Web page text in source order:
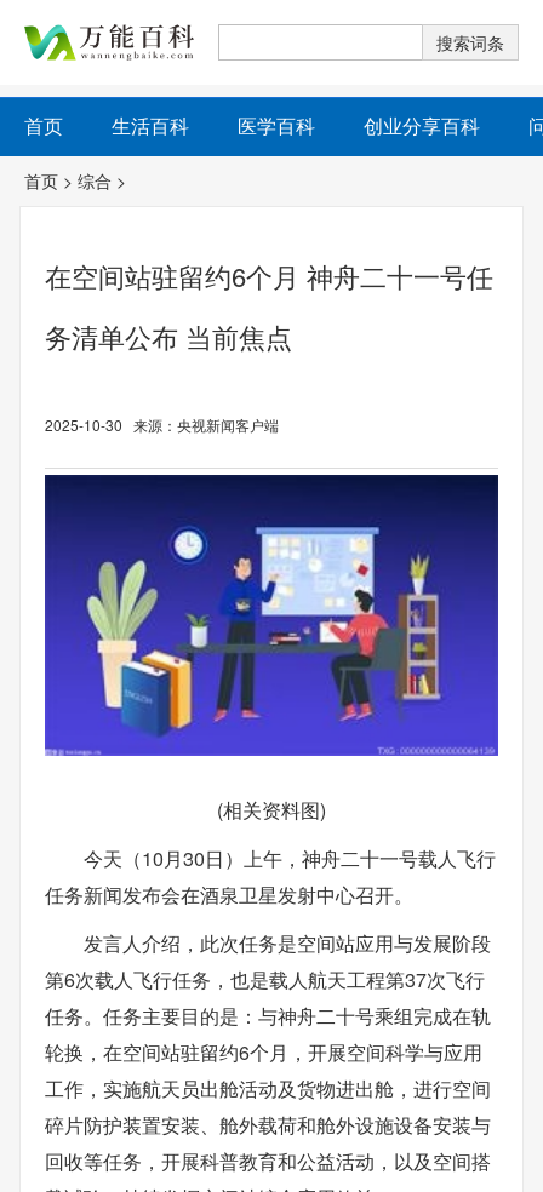
首页 生活百科 医学百科 创业分享百科
首页 > 综合 >
在空间站驻留约6个月 神舟二十一号任
务清单公布 当前焦点
2025-10-30 来源：央视新闻客户端
(相关资料图)
今天（10月30日）上午，神舟二十一号载人飞行
任务新闻发布会在酒泉卫星发射中心召开。
发言人介绍，此次任务是空间站应用与发展阶段
第6次载人飞行任务，也是载人航天工程第37次飞行
任务。任务主要目的是：与神舟二十号乘组完成在轨
轮换，在空间站驻留约6个月，开展空间科学与应用
工作，实施航天员出舱活动及货物进出舱，进行空间
碎片防护装置安装、舱外载荷和舱外设施设备安装与
回收等任务，开展科普教育和公益活动，以及空间搭